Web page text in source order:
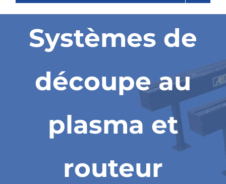
Systèmes de
découpe au
plasma et
routeur